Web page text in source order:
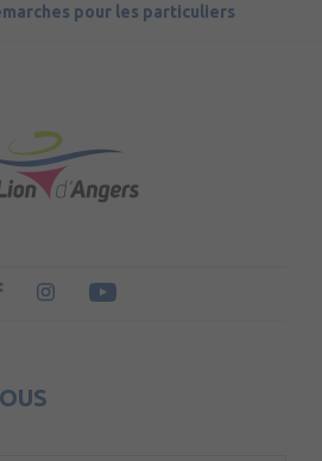
pour les particuliers